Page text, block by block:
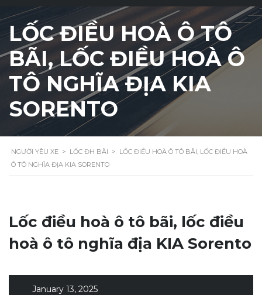
LỐC ĐIỀU HOÀ Ô TÔ
BÃI, LỐC ĐIỀU HOÀ Ô
TÔ NGHĨA ĐỊA KIA
SORENTO
NGƯỜI YÊU XE > LỐC ĐH BÃI > LỐC ĐIỀU HOÀ Ô TÔ BÃI, LỐC ĐIỀU HOÀ
Ô TÔ NGHĨA ĐỊA KIA SORENTO
Lốc điều hoà ô tô bãi, lốc điều
hoà ô tô nghĩa địa KIA Sorento
January 13, 2025